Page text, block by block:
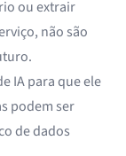
ou extrair
não são
IA para que ele
podem ser
de dados